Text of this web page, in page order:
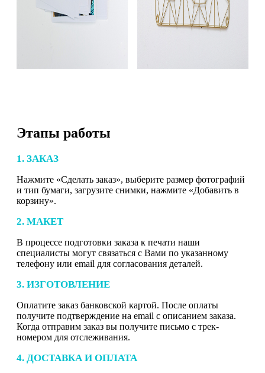
Этапы работы
1. ЗАКАЗ
Нажмите «Сделать заказ», выберите размер фотографий
и тип бумаги, загрузите снимки, нажмите «Добавить в
корзину».
2. МАКЕТ
В процессе подготовки заказа к печати наши
специалисты могут связаться с Вами по указанному
телефону или email для согласования деталей.
3. ИЗГОТОВЛЕНИЕ
Оплатите заказ банковской картой. После оплаты
получите подтверждение на email с описанием заказа.
Когда отправим заказ вы получите письмо с трек-
номером для отслеживания.
4. ДОСТАВКА И ОПЛАТА